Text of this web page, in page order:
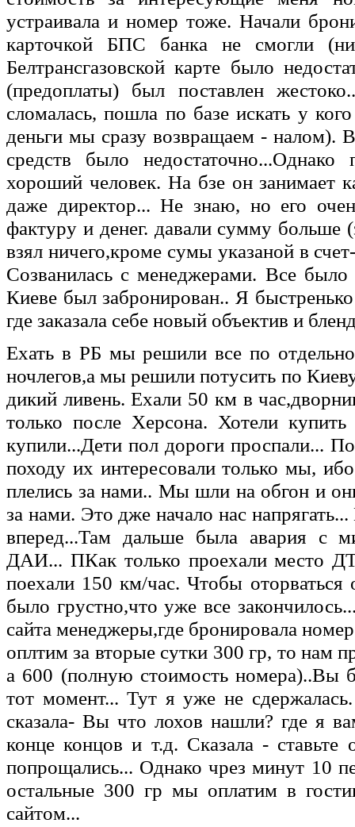
устраивала и номер тоже. Начали
карточкой БПС банка не смогли
Белтрансгазовской карте было
(предоплаты) был поставлен
сломалась, пошла по базе искать у
деньги мы сразу возвращаем - налом).
средств было
хороший человек. На бзе он
даже директор... Не знаю, но его
фактуру и денег. давали сумму больше
взял ничего,кроме сумы указаной в
Созванилась с менеджерами. Все
Киеве был забронирован.. Я
где заказала себе новый объектив и
Ехать в РБ мы решили все по
ночлегов,а мы решили потусить по
дикий ливень. Ехали 50 км в
только после Херсона. Хотели
купили...Дети пол дороги проспали...
походу их интересовали только мы,
плелись за нами.. Мы шли на обгон и
за нами. Это дже начало нас
вперед...Там дальше была авария с
ДАИ... ПКак только проехали место
поехали 150 км/час. Чтобы оторваться
было грустно,что уже все
сайта менеджеры,где бронировала
оплтим за вторые сутки 300 гр, то нам
а 600 (полную стоимость
тот момент... Тут я уже не
сказала- Вы что лохов нашли? где я
конце концов и т.д. Сказала -
попрощались... Однако чрез минут 10
остальные 300 гр мы оплатим в
сайтом...